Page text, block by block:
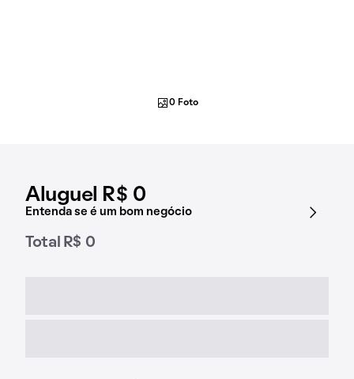
Aluguel R$ 0
Entenda se é um bom negócio
Total R$ 0
0 Foto